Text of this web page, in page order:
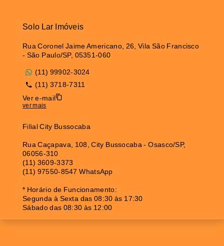
Solo Lar Imóveis
Rua Coronel Jaime Americano, 26, Vila São Francisco
- São Paulo/SP, 05351-060
(11) 99902-3024
(11) 3718-7311
Ver e-mail
ver mais
Filial City Bussocaba
Rua Caçapava, 108, City Bussocaba - Osasco/SP,
06056-310
(11) 3609-3373
(11) 97550-8547 WhatsApp
* Horário de Funcionamento:
Segunda à Sexta das 08:30 às 17:30
Sábado das 08:30 às 12:00